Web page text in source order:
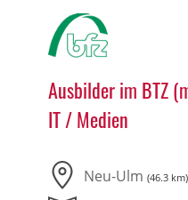
Ausbilder im BTZ
IT / Medien
Neu-Ulm (46.3 km)